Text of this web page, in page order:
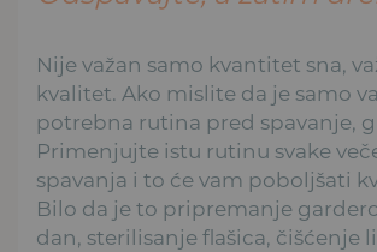
Nije važan samo kvantitet sna,
kvalitet. Ako mislite da je samo
potrebna rutina pred spavanje,
Primenjujte istu rutinu svake
spavanja i to će vam poboljšati
Bilo da je to pripremanje
dan, sterilisanje flašica, čišćenje